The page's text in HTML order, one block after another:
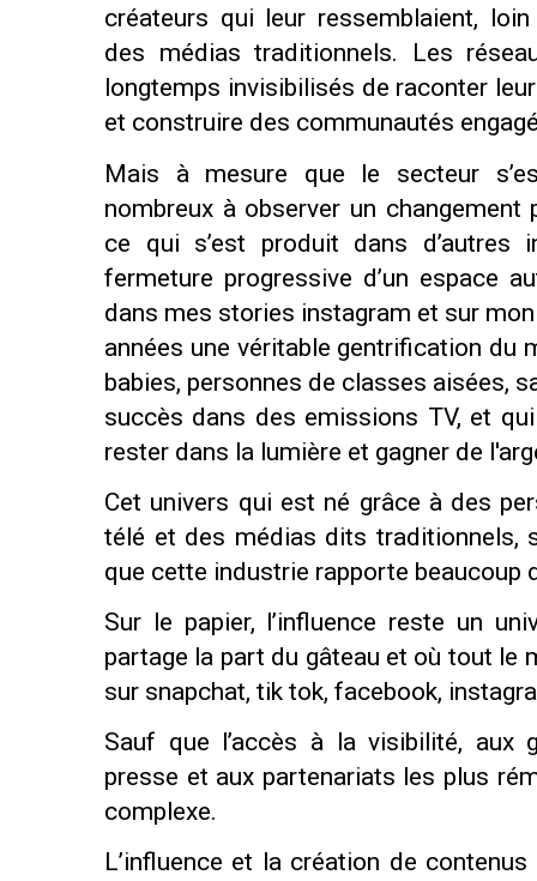
créateurs qui leur ressemblaient,
des médias traditionnels. Les
longtemps invisibilisés de raconter
et construire des communautés
Mais à mesure que le secteur
nombreux à observer un
ce qui s’est produit dans
fermeture progressive d’un espace
dans mes stories instagram et sur
années une véritable gentrification du
babies, personnes de classes aisées,
succès dans des emissions TV, et
rester dans la lumière et gagner de
Cet univers qui est né grâce à des
télé et des médias dits traditionnels,
que cette industrie rapporte beaucoup
Sur le papier, l’influence reste un
partage la part du gâteau et où tout le
sur snapchat, tik tok, facebook,
Sauf que l’accès à la visibilité, aux
presse et aux partenariats les plus
complexe.
L’influence et la création de